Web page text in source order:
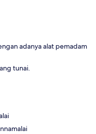
adanya alat pemadam
tunai.